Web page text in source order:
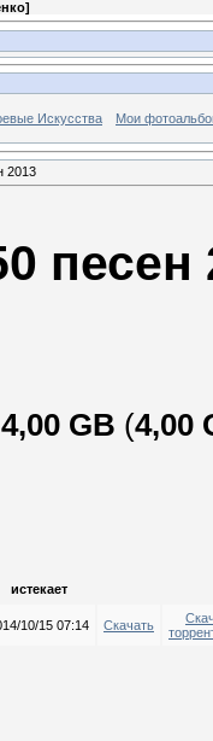
]
Искусства Мои
2013
песен
4,00 GB (4,00
истекает
10/15 07:14 Скачать